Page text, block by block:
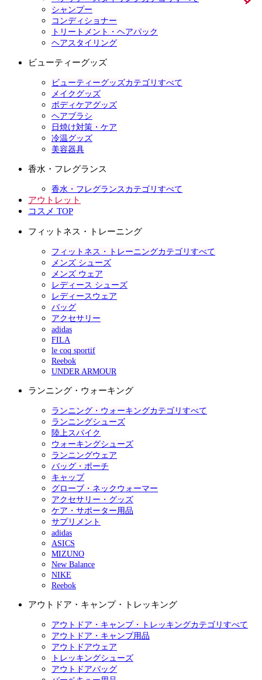
シャンプー
コンディショナー
トリートメント・ヘアパック
ヘアスタイリング
ビューティーグッズ
ビューティーグッズカテゴリすべて
メイクグッズ
ボディケアグッズ
ヘアブラシ
日焼け対策・ケア
冷温グッズ
美容器具
香水・フレグランス
香水・フレグランスカテゴリすべて
アウトレット
コスメ TOP
フィットネス・トレーニング
フィットネス・トレーニングカテゴリすべて
メンズ シューズ
メンズ ウェア
レディース シューズ
レディースウェア
バッグ
アクセサリー
adidas
FILA
le coq sportif
Reebok
UNDER ARMOUR
ランニング・ウォーキング
ランニング・ウォーキングカテゴリすべて
ランニングシューズ
陸上スパイク
ウォーキングシューズ
ランニングウェア
バッグ・ポーチ
キャップ
グローブ・ネックウォーマー
アクセサリー・グッズ
ケア・サポーター用品
サプリメント
adidas
ASICS
MIZUNO
New Balance
NIKE
Reebok
アウトドア・キャンプ・トレッキング
アウトドア・キャンプ・トレッキングカテゴリすべて
アウトドア・キャンプ用品
アウトドアウェア
トレッキングシューズ
アウトドアバッグ